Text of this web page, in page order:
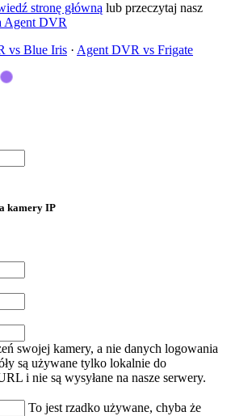
stronę główną lub przeczytaj nasz
Agent DVR
vs Blue Iris · Agent DVR vs Frigate
kamery IP
swojej kamery, a nie danych logowania
są używane tylko lokalnie do
i nie są wysyłane na nasze serwery.
To jest rzadko używane, chyba że